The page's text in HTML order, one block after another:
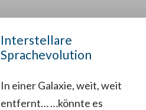
Interstellare
Sprachevolution
In einer Galaxie, weit, weit
entfernt… …könnte es